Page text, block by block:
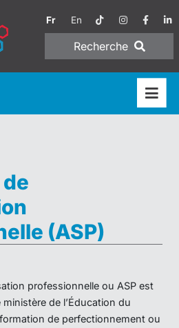
Fr En
Recherche
(ASP)
professionnelle ou ASP est
de l’Éducation du
de perfectionnement ou